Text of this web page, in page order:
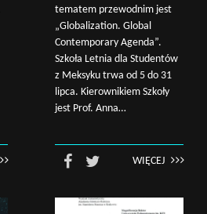
tematem przewodnim jest
„Globalization. Global
Contemporary Agenda”.
Szkoła Letnia dla Studentów
z Meksyku trwa od 5 do 31
lipca. Kierownikiem Szkoły
jest Prof. Anna…
WIĘCEJ